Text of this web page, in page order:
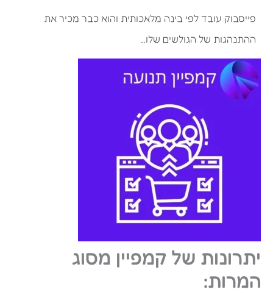
פייסבוק עובד לפי בינה מלאכותית והוא כבר מכיר את
ההתנהגות של הגולשים שלו…
יתרונות של קמפיין מסוג
המרות: